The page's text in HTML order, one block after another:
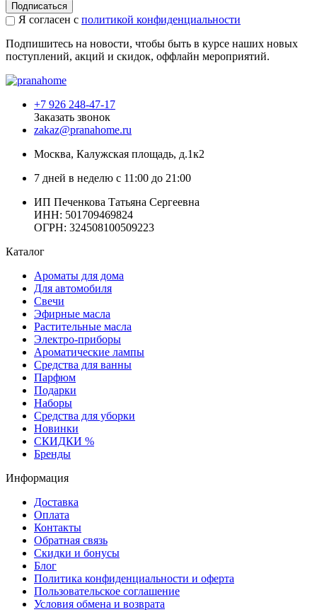
Подписаться
Я согласен с политикой конфиденциальности
Подпишитесь на новости, чтобы быть в курсе наших новых
поступлений, акций и скидок, оффлайн мероприятий.
+7 926 248-47-17
Заказать звонок
zakaz@pranahome.ru
Москва, Калужская площадь, д.1к2
7 дней в неделю с 11:00 до 21:00
ИП Печенкова Татьяна Сергеевна
ИНН: 501709469824
ОГРН: 324508100509223
Каталог
Ароматы для дома
Для автомобиля
Свечи
Эфирные масла
Растительные масла
Электро-приборы
Ароматические лампы
Средства для ванны
Парфюм
Подарки
Наборы
Средства для уборки
Новинки
СКИДКИ %
Бренды
Информация
Доставка
Оплата
Контакты
Обратная связь
Скидки и бонусы
Блог
Политика конфиденциальности и оферта
Пользовательское соглашение
Условия обмена и возврата